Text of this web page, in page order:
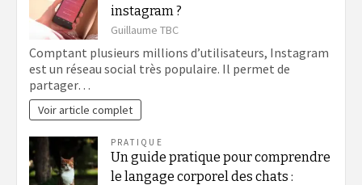
instagram ?
Guillaume TBC
Comptant plusieurs millions d’utilisateurs, Instagram
est un réseau social très populaire. Il permet de
partager…
Voir article complet
PRATIQUE
Un guide pratique pour comprendre
le langage corporel des chats :